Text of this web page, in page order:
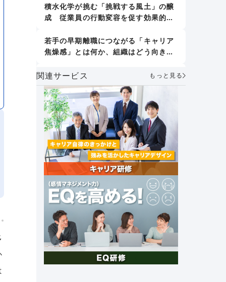
人格形成に影響する7つの要素｜「大
紹介
新人教育における効果的な仕事の教え
積水化学が挑む「挑戦する風土」の醸
成 従業員の行動変容を促す効果的な
若手の早期離職につながる「キャリア
焦燥感」とは何か、組織はどう向き合
AIメンター×1on1で実現する次世代マ
ネジメント～「個性を活かし合う」組
織づくりの実践～
社員が自ら考え、動く力を育む。人財
マネジメント制度で実現する主体的な
キャリア形成とエンゲージメント向上
｜アフラック・伊藤氏
セルフキャリアドックとは？必要性や
メリット、具体的な導入手順や企業事
例を紹介
社外キャリア相談窓口の必要性と法人
&個人向けキャリア相談サービスを紹
介
これからの時代に 求められる組織の
あり方とは？～「管理統制」から「価
値共創」のマネジメントへ～
創業26年で売上高1兆円達成。未来の
成長を支える女性活躍とその挑戦｜オ
関連サービス もっと見る